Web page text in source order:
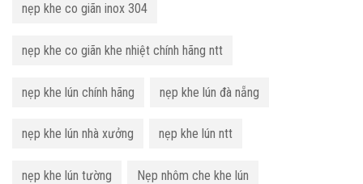
nẹp khe co giãn inox 304
nẹp khe co giãn khe nhiệt chính hãng ntt
nẹp khe lún chính hãng nẹp khe lún đà nẵng
nẹp khe lún nhà xưởng nẹp khe lún ntt
nẹp khe lún tường Nẹp nhôm che khe lún